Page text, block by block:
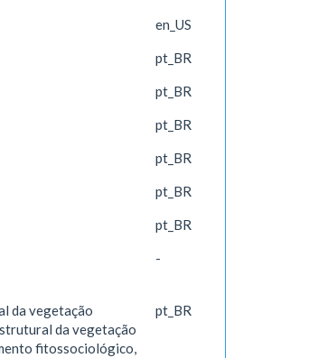
en_US
pt_BR
pt_BR
pt_BR
pt_BR
pt_BR
pt_BR
-
da vegetação
da vegetação
fitossociológico,
pt_BR